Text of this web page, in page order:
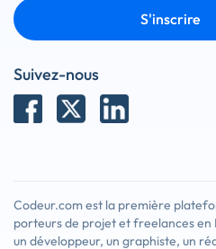
S'inscrire
Suivez-nous
Codeur.com est la première
porteurs de projet et freelances en
un développeur, un graphiste, un